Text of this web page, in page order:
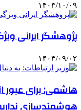
۱۴۰۳/۱۰/۰۹
پژوهشگر ایرانی
۱۴۰۳/۰۹/۰۲
هاشمی: برای عبور
هوشمندسازی